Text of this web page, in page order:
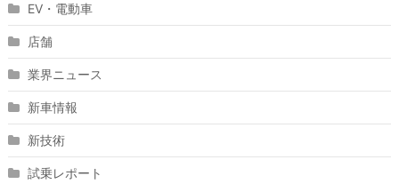
EV・電動車
店舗
業界ニュース
新車情報
新技術
試乗レポート